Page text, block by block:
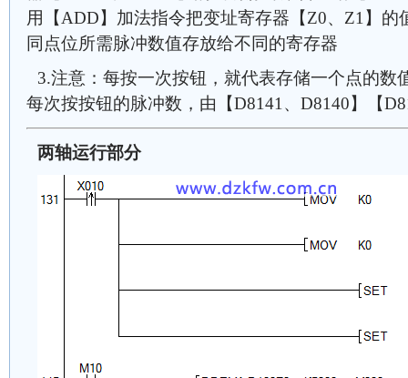
用【ADD】加法指令把变址寄存器【Z0、Z1】的
同点位所需脉冲数值存放给不同的寄存器
3.注意：每按一次按钮，就代表存储一个点的数
每次按按钮的脉冲数，由【D8141、D8140】【
两轴运行部分